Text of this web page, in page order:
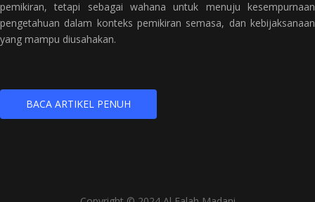
pemikiran, tetapi sebagai wahana untuk menuju kesempurnaan
pengetahuan dalam konteks pemikiran semasa, dan kebijaksanaan
yang mampu diusahakan.
BACA ARTIKEL PENUH